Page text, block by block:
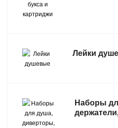
СКЛАДСКОЕ ОБОРУДОВАНИЕ
СТРЕМЯНКИ,ЛЕСТНИЦЫ
ТОВАРЫ ДЛЯ АВТО
Лейки
Наборы